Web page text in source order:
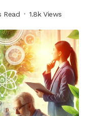
Read 1.8k Views